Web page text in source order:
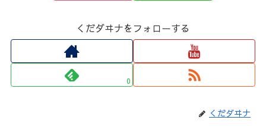
くだダヰナをフォローする
0
くだダヰナ